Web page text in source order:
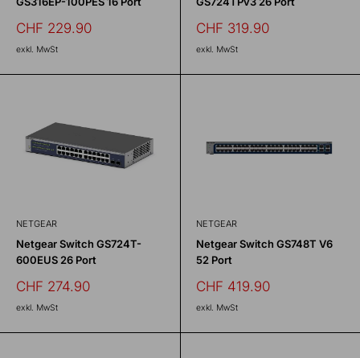
Sonderpreis
CHF 229.90
exkl. MwSt
Sonderpreis
CHF 319.90
exkl. MwSt
NETGEAR
Netgear Switch GS724T-
600EUS 26 Port
Sonderpreis
CHF 274.90
exkl. MwSt
NETGEAR
Netgear Switch GS748T V6
52 Port
Sonderpreis
CHF 419.90
exkl. MwSt